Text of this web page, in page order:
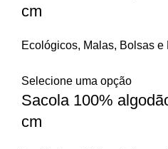
cm
Ecológicos, Malas, Bolsas e
Selecione uma opção
Sacola 100%
cm